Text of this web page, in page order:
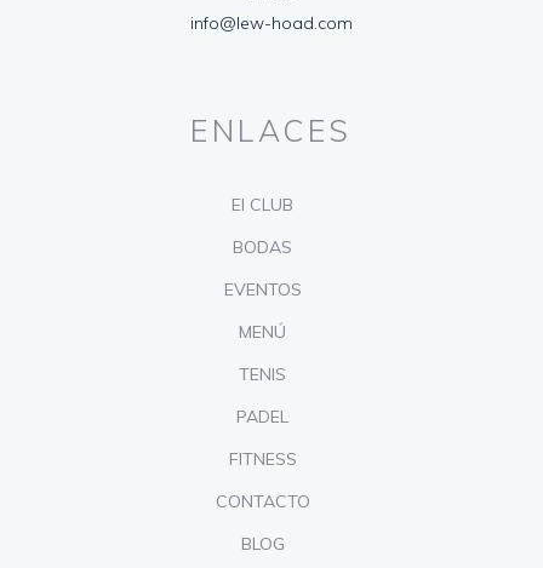
info@lew-hoad.com
ENLACES
El CLUB
BODAS
EVENTOS
MENÚ
TENIS
PADEL
FITNESS
CONTACTO
BLOG